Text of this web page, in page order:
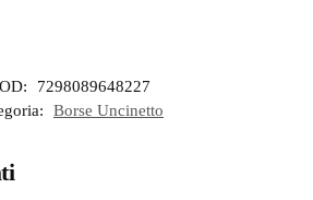
7298089648227
Borse Uncinetto